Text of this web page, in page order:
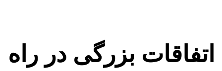
اتفاقات بزرگی در راه